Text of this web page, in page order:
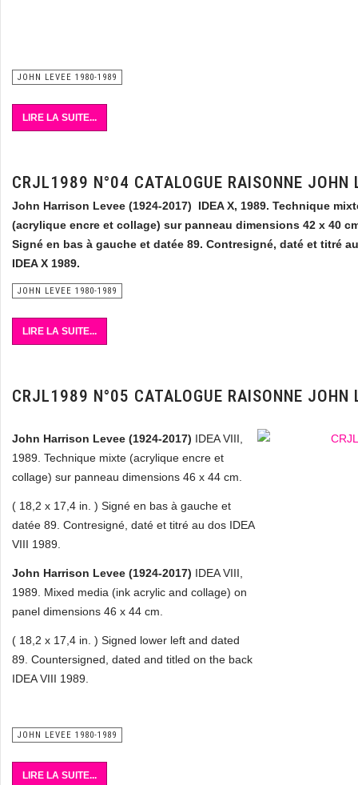
JOHN LEVEE 1980-1989
LIRE LA SUITE...
CRJL1989 N°04 CATALOGUE RAISONNE JOHN
John Harrison Levee (1924-2017) IDEA X, 1989. Technique
(acrylique encre et collage) sur panneau dimensions 42 x 40
Signé en bas à gauche et datée 89. Contresigné, daté et titré
IDEA X 1989.
JOHN LEVEE 1980-1989
LIRE LA SUITE...
CRJL1989 N°05 CATALOGUE RAISONNE JOHN
John Harrison Levee (1924-2017) IDEA VIII,
1989. Technique mixte (acrylique encre et
collage) sur panneau dimensions 46 x 44 cm.
( 18,2 x 17,4 in. ) Signé en bas à gauche et
datée 89. Contresigné, daté et titré au dos IDEA
VIII 1989.
John Harrison Levee (1924-2017) IDEA VIII,
1989. Mixed media (ink acrylic and collage) on
panel dimensions 46 x 44 cm.
( 18,2 x 17,4 in. ) Signed lower left and dated
89. Countersigned, dated and titled on the back
IDEA VIII 1989.
JOHN LEVEE 1980-1989
LIRE LA SUITE...